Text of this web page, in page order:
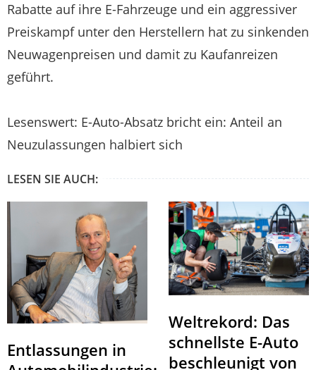
Rabatte auf ihre E-Fahrzeuge und ein aggressiver
Preiskampf unter den Herstellern hat zu sinkenden
Neuwagenpreisen und damit zu Kaufanreizen
geführt.
Lesenswert: E-Auto-Absatz bricht ein: Anteil an
Neuzulassungen halbiert sich
LESEN SIE AUCH:
Entlassungen in
Weltrekord: Das
schnellste E-Auto
beschleunigt von